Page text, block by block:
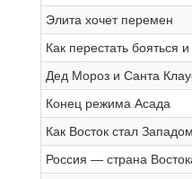
Элита хочет перемен
Как перестать бояться
Дед Мороз и Санта
Конец режима Асада
Как Восток стал
Россия — страна